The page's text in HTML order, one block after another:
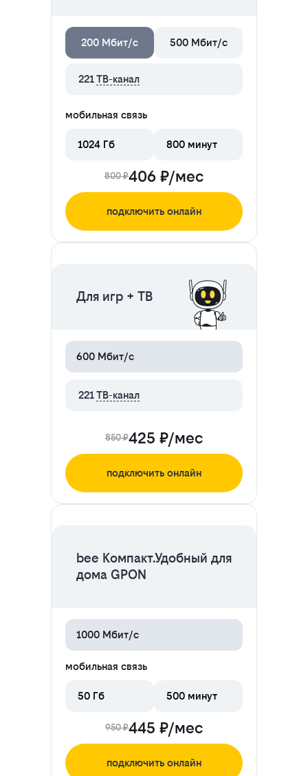
200 Мбит/с 500 Мбит/с
221ТВ-канал
мобильная связь
1024 Гб 800 минут
800 ₽406 ₽/мес
подключить онлайн
Для игр + ТВ
600 Мбит/с
221ТВ-канал
850 ₽425 ₽/мес
подключить онлайн
bee Компакт.Удобный для
дома GPON
1000 Мбит/с
мобильная связь
50 Гб 500 минут
950 ₽445 ₽/мес
подключить онлайн